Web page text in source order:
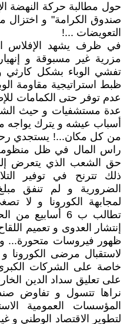
حول مطالبة حركة النهضة
صندوق الكرامة" و اختزال
التعويضات ...!
في ظرف يشهد الإفلاس
مزرية غير مسبوقة و
تفشي الوباء بشكل
ظبط استراتيجية مقاومة
عدم توفر حتى الكمامات
عدة مستشفيات و حيث
أسباب عيشه و يترك يواجه
من كل مكان...! يستجدي
راس المال في ظل
حق الشعب الذي يتعرض
ذلك تترنح في توفير
لمجابهة الكورونا و لا
تطالب ب 6
إنتشار العدوى و تعميم
ظهور فيروسات متحورة...
لاستقبال مرضى
خاصة على الشركات
على تعليق سداد الدين
نراها تتسول و تفاوض
المؤسسات العمومية
لتطوير الاقتصاد الوطني و